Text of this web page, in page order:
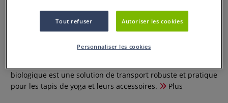
Sac pour tapis de yoga
EarthAware® Westford Mill
0 Commentaires
biologique est une solution de transport robuste et pratique
pour les tapis de yoga et leurs accessoires.
Plus
Tout refuser Autoriser les cookies
Personnaliser les cookies